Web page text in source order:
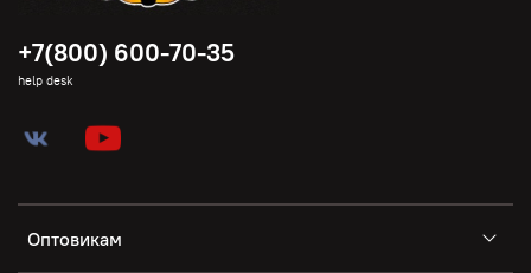
Оптовикам
+7(800) 600-70-35
help desk